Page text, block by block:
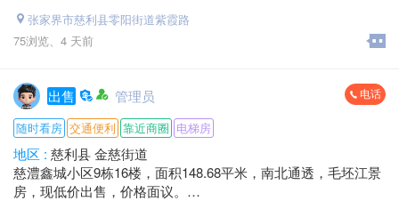
张家界市慈利县零阳街道紫霞路
75浏览、 4 天前
出售 管理员 电话
随时看房 交通便利 靠近商圈 电梯房
地区 : 慈利县 金慈街道
慈澧鑫城小区9栋16楼，面积148.68平米，南北通透，毛坯江景
房，现低价出售，价格面议。